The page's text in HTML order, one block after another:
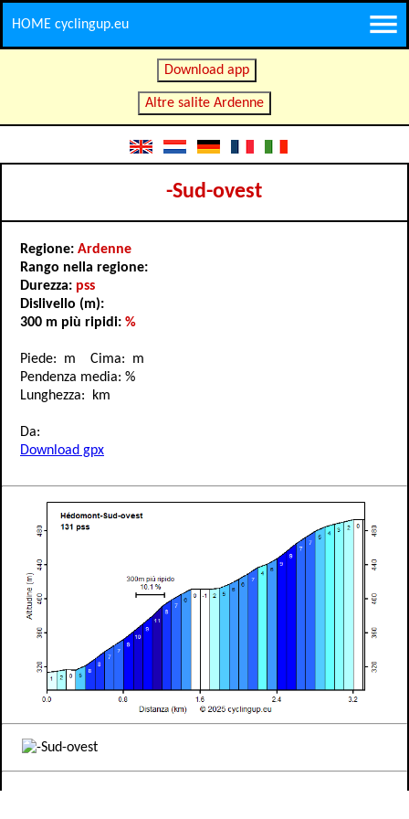
HOME cyclingup.eu
Download app
Altre salite Ardenne
-Sud-ovest
Regione: Ardenne
Rango nella regione:
Durezza: pss
Dislivello (m):
300 m più ripidi: %
Piede: m Cima: m
Pendenza media: %
Lunghezza: km
Da:
Download gpx